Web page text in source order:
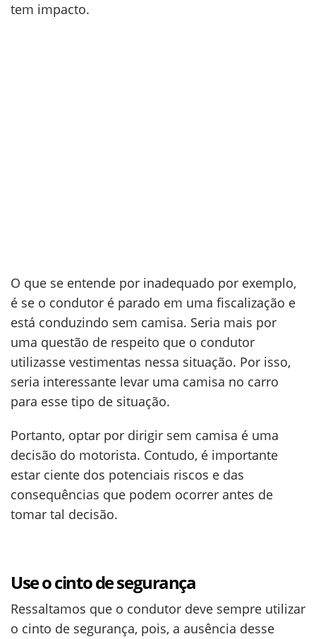
tem impacto.
O que se entende por inadequado por exemplo,
é se o condutor é parado em uma fiscalização e
está conduzindo sem camisa. Seria mais por
uma questão de respeito que o condutor
utilizasse vestimentas nessa situação. Por isso,
seria interessante levar uma camisa no carro
para esse tipo de situação.
Portanto, optar por dirigir sem camisa é uma
decisão do motorista. Contudo, é importante
estar ciente dos potenciais riscos e das
consequências que podem ocorrer antes de
tomar tal decisão.
Use o cinto de segurança
Ressaltamos que o condutor deve sempre utilizar
o cinto de segurança, pois, a ausência desse